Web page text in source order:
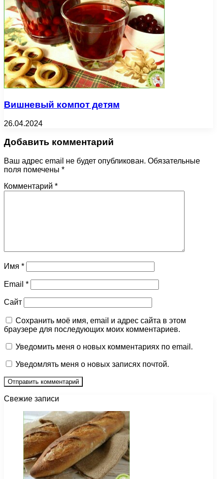
Вишневый компот детям
26.04.2024
Добавить комментарий
Ваш адрес email не будет опубликован. Обязательные
поля помечены *
Комментарий *
Имя *
Email *
Сайт
Сохранить моё имя, email и адрес сайта в этом
браузере для последующих моих комментариев.
Уведомить меня о новых комментариях по email.
Уведомлять меня о новых записях почтой.
Свежие записи